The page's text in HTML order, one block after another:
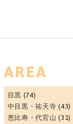
AREA
目黒 (74)
中目黒・祐天寺 (43)
恵比寿・代官山 (31)